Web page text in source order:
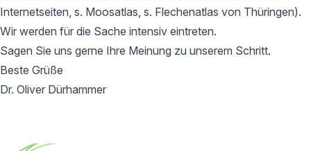
Internetseiten, s. Moosatlas, s. Flechenatlas von Thüringen).
Wir werden für die Sache intensiv eintreten.
Sagen Sie uns gerne Ihre Meinung zu unserem Schritt.
Beste Grüße
Dr. Oliver Dürhammer